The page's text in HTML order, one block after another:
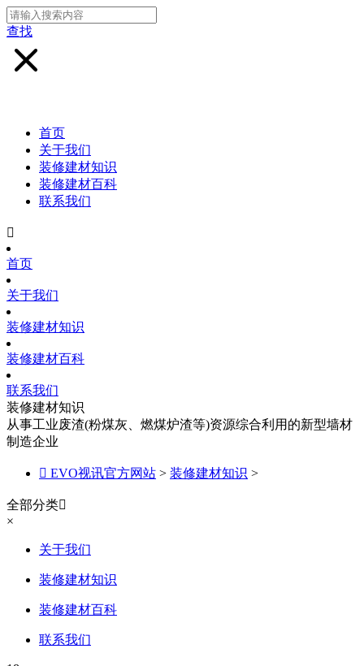
查找
首页
关于我们
装修建材知识
装修建材百科
联系我们

首页
关于我们
装修建材知识
装修建材百科
联系我们
装修建材知识
从事工业废渣(粉煤灰、燃煤炉渣等)资源综合利用的新型墙材
制造企业
 EVO视讯官方网站 > 装修建材知识 >
全部分类
×
关于我们
装修建材知识
装修建材百科
联系我们